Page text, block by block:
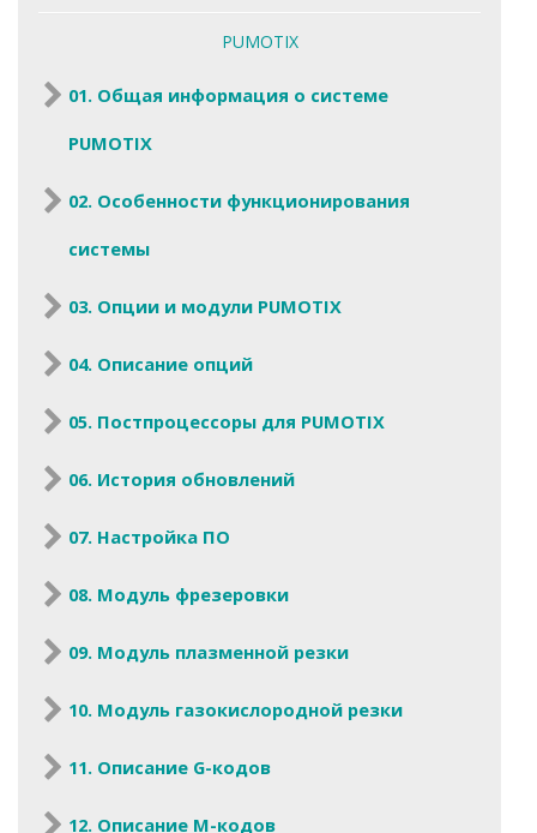
PUMOTIX
01. Общая информация о системе
PUMOTIX
02. Особенности функционирования
системы
03. Опции и модули PUMOTIX
04. Описание опций
05. Постпроцессоры для PUMOTIX
06. История обновлений
07. Настройка ПО
08. Модуль фрезеровки
09. Модуль плазменной резки
10. Модуль газокислородной резки
11. Описание G-кодов
12. Описание M-кодов